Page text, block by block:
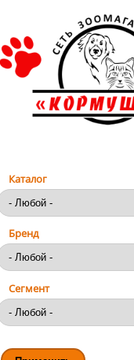
содержанию
Каталог
Бренд
Сегмент